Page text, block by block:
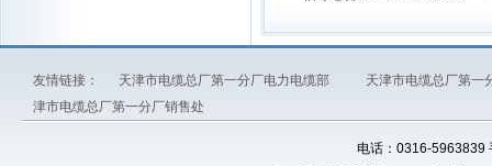
友情链接： 天津市电缆总厂第一分厂电力电缆部
天津市电缆总厂第一
津市电缆总厂第一分厂销售处
电话：0316-5963839